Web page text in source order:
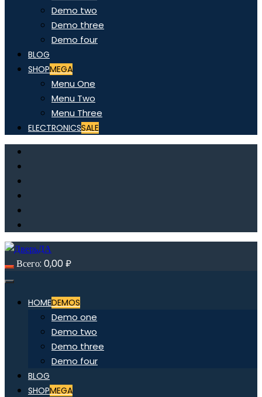
Demo two
Demo three
Demo four
BLOG
SHOPMEGA
Menu One
Menu Two
Menu Three
ELECTRONICSSALE
Всего: 0,00₽
HOMEDEMOS
Demo one
Demo two
Demo three
Demo four
BLOG
SHOPMEGA